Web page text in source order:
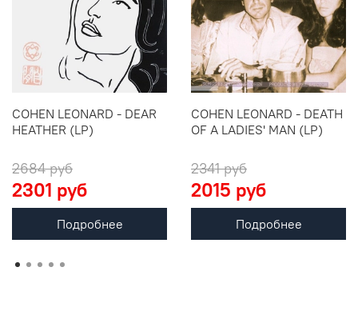
COHEN LEONARD - DEAR
HEATHER (LP)
2684 руб
2301 руб
Подробнее
COHEN LEONARD - DEATH
OF A LADIES' MAN (LP)
2341 руб
2015 руб
Подробнее